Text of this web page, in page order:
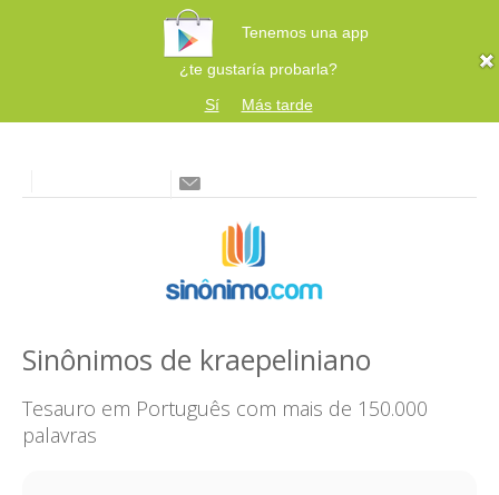
Tenemos una app
¿te gustaría probarla?
Sí
Más tarde
Sinônimos de kraepeliniano
Tesauro em Português com mais de 150.000
palavras